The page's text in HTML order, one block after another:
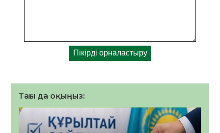
Тағы да оқыңыз: